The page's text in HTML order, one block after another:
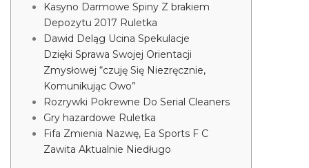
Kasyno Darmowe Spiny Z brakiem
Depozytu 2017 Ruletka
Dawid Deląg Ucina Spekulacje
Dzięki Sprawa Swojej Orientacji
Zmysłowej “czuję Się Niezręcznie,
Komunikując Owo”
Rozrywki Pokrewne Do Serial Cleaners
Gry hazardowe Ruletka
Fifa Zmienia Nazwę, Ea Sports F C
Zawita Aktualnie Niedługo